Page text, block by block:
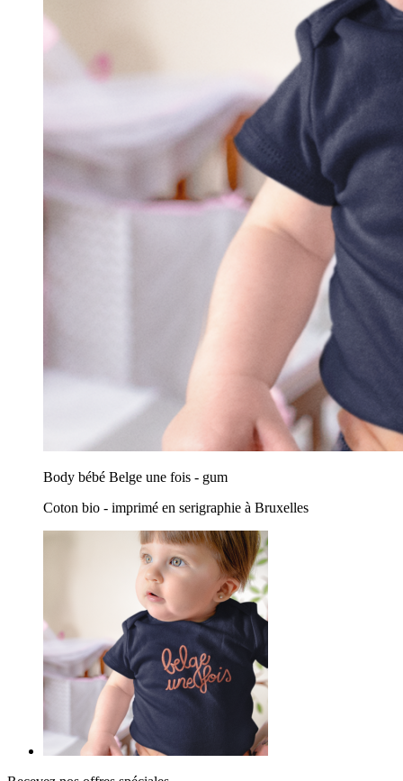
Body bébé Belge une fois - gum
Coton bio - imprimé en serigraphie à Bruxelles